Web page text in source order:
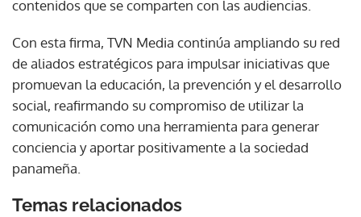
contenidos que se comparten con las audiencias.
Con esta firma, TVN Media continúa ampliando su red
de aliados estratégicos para impulsar iniciativas que
promuevan la educación, la prevención y el desarrollo
social, reafirmando su compromiso de utilizar la
comunicación como una herramienta para generar
conciencia y aportar positivamente a la sociedad
panameña.
Temas relacionados